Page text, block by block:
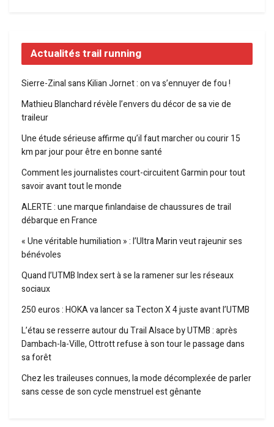
Actualités trail running
Sierre-Zinal sans Kilian Jornet : on va s’ennuyer de fou !
Mathieu Blanchard révèle l’envers du décor de sa vie de
traileur
Une étude sérieuse affirme qu’il faut marcher ou courir 15
km par jour pour être en bonne santé
Comment les journalistes court-circuitent Garmin pour tout
savoir avant tout le monde
ALERTE : une marque finlandaise de chaussures de trail
débarque en France
« Une véritable humiliation » : l’Ultra Marin veut rajeunir ses
bénévoles
Quand l’UTMB Index sert à se la ramener sur les réseaux
sociaux
250 euros : HOKA va lancer sa Tecton X 4 juste avant l’UTMB
L’étau se resserre autour du Trail Alsace by UTMB : après
Dambach-la-Ville, Ottrott refuse à son tour le passage dans
sa forêt
Chez les traileuses connues, la mode décomplexée de parler
sans cesse de son cycle menstruel est gênante